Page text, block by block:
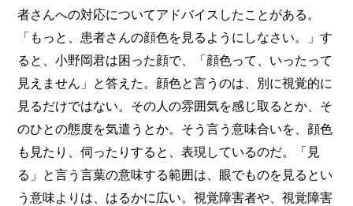
者さんへの対応についてアドバイスしたことがある。
「もっと、患者さんの顔色を見るようにしなさい。」す
ると、小野岡君は困った顔で、「顔色って、いったって
見えません」と答えた。顔色と言うのは、別に視覚的に
見るだけではない。その人の雰囲気を感じ取るとか、そ
のひとの態度を気遣うとか。そう言う意味合いを、顔色
も見たり、伺ったりすると、表現しているのだ。「見
る」と言う言葉の意味する範囲は、眼でものを見るとい
う意味よりは、はるかに広い。視覚障害者や、視覚障害